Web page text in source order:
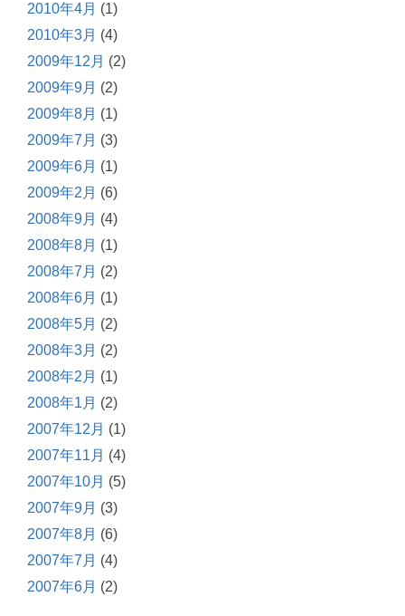
2010年4月 (1)
2010年3月 (4)
2009年12月 (2)
2009年9月 (2)
2009年8月 (1)
2009年7月 (3)
2009年6月 (1)
2009年2月 (6)
2008年9月 (4)
2008年8月 (1)
2008年7月 (2)
2008年6月 (1)
2008年5月 (2)
2008年3月 (2)
2008年2月 (1)
2008年1月 (2)
2007年12月 (1)
2007年11月 (4)
2007年10月 (5)
2007年9月 (3)
2007年8月 (6)
2007年7月 (4)
2007年6月 (2)